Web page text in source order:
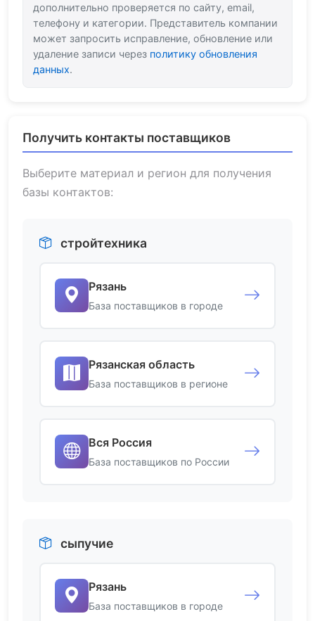
дополнительно проверяется по сайту, email,
телефону и категории. Представитель компании
может запросить исправление, обновление или
удаление записи через политику обновления
данных.
Получить контакты поставщиков
Выберите материал и регион для получения
базы контактов:
стройтехника
Рязань
База поставщиков в городе
Рязанская область
База поставщиков в регионе
Вся Россия
База поставщиков по России
сыпучие
Рязань
База поставщиков в городе